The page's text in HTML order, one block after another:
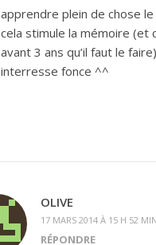
apprendre plein de chose
cela stimule la mémoire (et
avant 3 ans qu’il faut le
interresse fonce ^^
OLIVE
17 MARS 2014 À 15 H 52 MIN
RÉPONDRE